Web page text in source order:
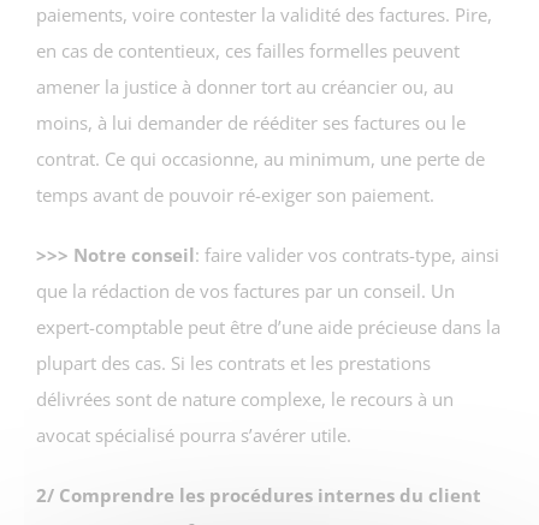
paiements, voire contester la validité des factures. Pire,
en cas de contentieux, ces failles formelles peuvent
amener la justice à donner tort au créancier ou, au
moins, à lui demander de rééditer ses factures ou le
contrat. Ce qui occasionne, au minimum, une perte de
temps avant de pouvoir ré-exiger son paiement.
>>> Notre conseil: faire valider vos contrats-type, ainsi
que la rédaction de vos factures par un conseil. Un
expert-comptable peut être d’une aide précieuse dans la
plupart des cas. Si les contrats et les prestations
délivrées sont de nature complexe, le recours à un
avocat spécialisé pourra s’avérer utile.
2/ Comprendre les procédures internes du client